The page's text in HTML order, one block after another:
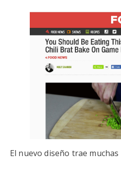
El nuevo diseño trae